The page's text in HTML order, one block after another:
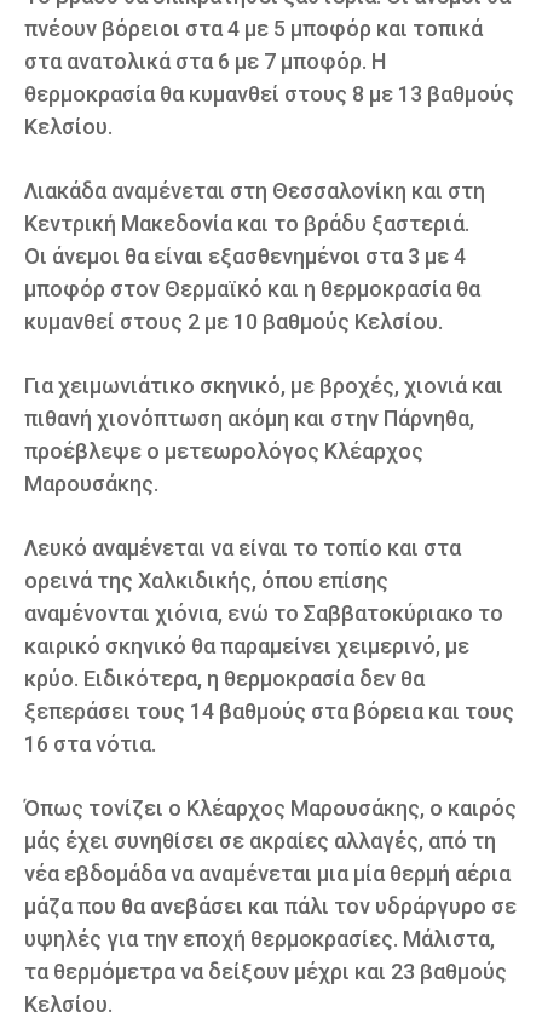
πνέουν βόρειοι στα 4 με 5 μποφόρ και τοπικά
στα ανατολικά στα 6 με 7 μποφόρ. Η
θερμοκρασία θα κυμανθεί στους 8 με 13 βαθμούς
Κελσίου.
Λιακάδα αναμένεται στη Θεσσαλονίκη και στη
Κεντρική Μακεδονία και το βράδυ ξαστεριά.
Οι άνεμοι θα είναι εξασθενημένοι στα 3 με 4
μποφόρ στον Θερμαϊκό και η θερμοκρασία θα
κυμανθεί στους 2 με 10 βαθμούς Κελσίου.
Για χειμωνιάτικο σκηνικό, με βροχές, χιονιά και
πιθανή χιονόπτωση ακόμη και στην Πάρνηθα,
προέβλεψε ο μετεωρολόγος Κλέαρχος
Μαρουσάκης.
Λευκό αναμένεται να είναι το τοπίο και στα
ορεινά της Χαλκιδικής, όπου επίσης
αναμένονται χιόνια, ενώ το Σαββατοκύριακο το
καιρικό σκηνικό θα παραμείνει χειμερινό, με
κρύο. Ειδικότερα, η θερμοκρασία δεν θα
ξεπεράσει τους 14 βαθμούς στα βόρεια και τους
16 στα νότια.
Όπως τονίζει ο Κλέαρχος Μαρουσάκης, ο καιρός
μάς έχει συνηθίσει σε ακραίες αλλαγές, από τη
νέα εβδομάδα να αναμένεται μια μία θερμή αέρια
μάζα που θα ανεβάσει και πάλι τον υδράργυρο σε
υψηλές για την εποχή θερμοκρασίες. Μάλιστα,
τα θερμόμετρα να δείξουν μέχρι και 23 βαθμούς
Κελσίου.